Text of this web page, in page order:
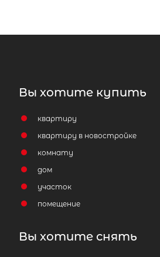
Жилой дом
Ленинградская
поселение,
улица Бенуа, 29
Вы хотите купить
квартиру
квартиру в новостройке
комнату
дом
участок
помещение
Вы хотите снять